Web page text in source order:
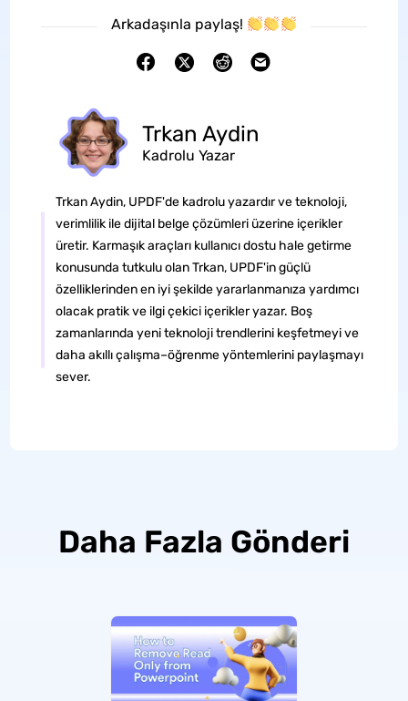
Arkadaşınla paylaş!
Trkan Aydin
Kadrolu Yazar
Trkan Aydin, UPDF'de kadrolu yazardır ve teknoloji,
verimlilik ile dijital belge çözümleri üzerine içerikler
üretir. Karmaşık araçları kullanıcı dostu hale getirme
konusunda tutkulu olan Trkan, UPDF'in güçlü
özelliklerinden en iyi şekilde yararlanmanıza yardımcı
olacak pratik ve ilgi çekici içerikler yazar. Boş
zamanlarında yeni teknoloji trendlerini keşfetmeyi ve
daha akıllı çalışma–öğrenme yöntemlerini paylaşmayı
sever.
Daha Fazla Gönderi